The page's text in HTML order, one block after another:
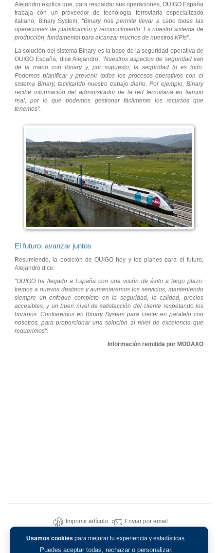
Usamos cookies para mejorar tu experiencia y estadísticas.
Puedes aceptar todas, rechazar o personalizar.
Alejandro explica que, para respaldar sus operaciones, OUIGO España
trabaja con un proveedor de tecnología ferroviaria especializado
italiano, Binary System: "Binary nos permite llevar a cabo todas las
operaciones de planificación y reconocimiento. Es nuestro sistema de
producción, fundamental para alcanzar muchos de nuestros KPIs".
La solución del sistema Binary es la base de la seguridad operativa de
OUIGO España, dice Alejandro: "Nuestros aspectos de seguridad van
de la mano con Binary y, por supuesto, la seguridad lo es todo.
Podemos planificar y prevenir todos los procesos operativos con el
sistema Binary, facilitando nuestro trabajo diario. Por ejemplo, Binary
recibe información del administrador de la red ferroviaria en tiempo
real, por lo que podemos gestionar fácilmente los recursos que
tenemos".
El futuro: avanzar juntos
Resumiendo, la posición de OUIGO hoy y los planes para el futuro,
Alejandro dice:
"OUIGO ha llegado a España con una visión de éxito a largo plazo.
Iremos a nuevos destinos y aumentaremos los servicios, manteniendo
siempre un enfoque completo en la seguridad, la calidad, precios
accesibles, y un buen nivel de satisfacción del cliente respetando los
horarios. Confiaremos en Binary System para crecer en paralelo con
nosotros, para proporcionar una solución al nivel de excelencia que
requerimos".
Información remitida por MODAXO
Imprimir artículo Enviar por email